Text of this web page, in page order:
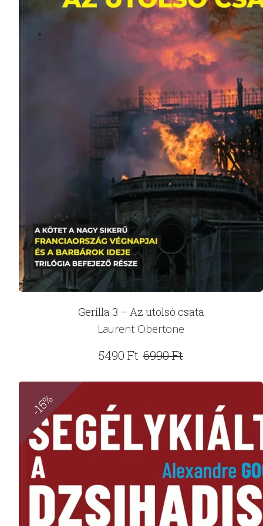
Gerilla 3 – Az utolsó csata
Laurent Obertone
6990Ft
Original
6990 Ft.
5490 Ft
Current
5490 Ft.
-15%